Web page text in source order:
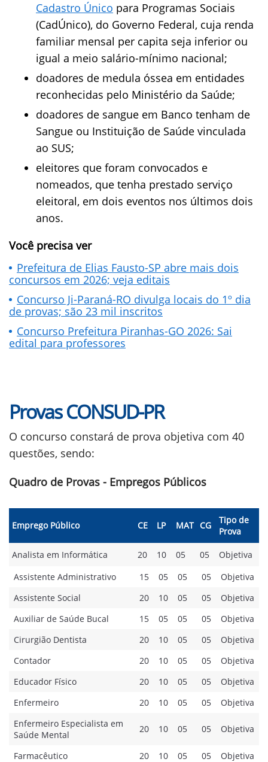
Cadastro Único para Programas Sociais
(CadÚnico), do Governo Federal, cuja renda
familiar mensal per capita seja inferior ou
igual a meio salário-mínimo nacional;
doadores de medula óssea em entidades
reconhecidas pelo Ministério da Saúde;
doadores de sangue em Banco tenham de
Sangue ou Instituição de Saúde vinculada
ao SUS;
eleitores que foram convocados e
nomeados, que tenha prestado serviço
eleitoral, em dois eventos nos últimos dois
anos.
Você precisa ver
Prefeitura de Elias Fausto-SP abre mais dois
concursos em 2026; veja editais
Concurso Ji-Paraná-RO divulga locais do 1º dia
de provas; são 23 mil inscritos
Concurso Prefeitura Piranhas-GO 2026: Sai
edital para professores
Provas CONSUD-PR
O concurso constará de prova objetiva com 40
questões, sendo:
Quadro de Provas - Empregos Públicos
Emprego Público CE LP MAT CG
Tipo de
Prova
Analista em Informática 20 10 05 05
Objetiva
Assistente Administrativo
15 05 05 05
Objetiva
Assistente Social
20 10 05 05
Objetiva
Auxiliar de Saúde Bucal
15 05 05 05
Objetiva
Cirurgião Dentista
20 10 05 05
Objetiva
Contador
20 10 05 05
Objetiva
Educador Físico
20 10 05 05
Objetiva
Enfermeiro
20 10 05 05
Objetiva
Enfermeiro Especialista em
Saúde Mental
20 10 05 05 Objetiva
Farmacêutico 20 10 05 05
Objetiva